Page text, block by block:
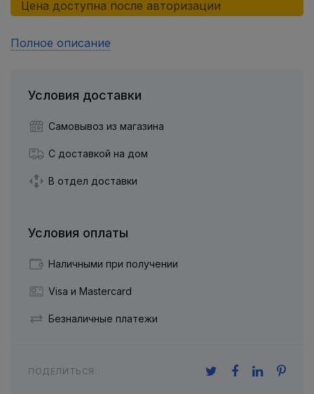
Цена доступна после авторизации
Полное описание
Условия доставки
Самовывоз из магазина
С доставкой на дом
В отдел доставки
Условия оплаты
Наличными при получении
Visa и Mastercard
Безналичные платежи
ПОДЕЛИТЬСЯ: